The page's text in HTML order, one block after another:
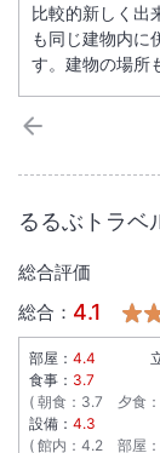
比較的新しく出
も同じ建物内に
す。建物の場所
るるぶトラベ
総合評価
総合： 4.1
部屋： 4.4
食事： 3.7
朝食 ： 3.7 夕食 ：
設備： 4.3
館内 ： 4.2 部屋 ：